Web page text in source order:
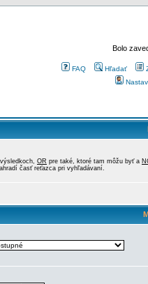
Bolo
FAQ Hľadať
OR pre také, ktoré tam môžu byť a
časť reťazca pri vyhľadávaní.